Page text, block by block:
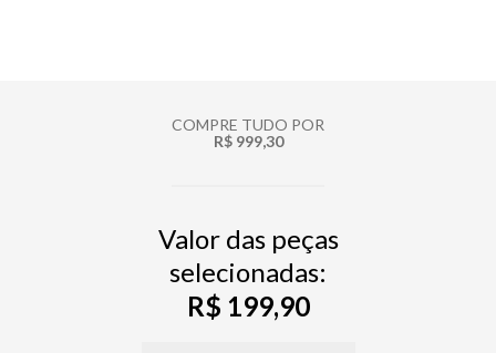
COMPRE TUDO POR
R$ 999,30
Valor das peças
selecionadas:
R$ 199,90